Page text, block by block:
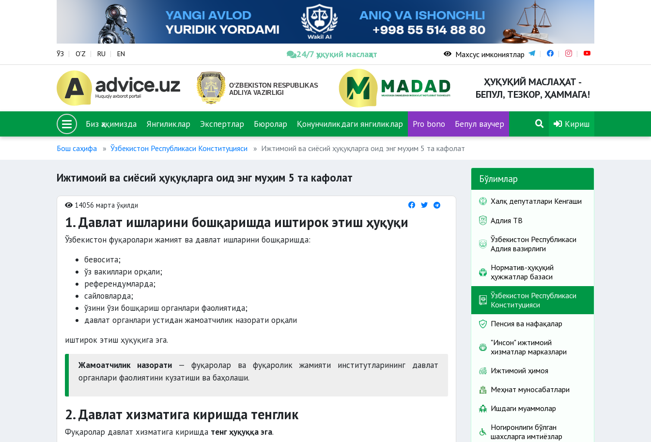
ЎЗ O‘Z RU EN 24/7 ҳуқуқий маслаҳат Махсус имкониятлар
ҲУҚУҚИЙ МАСЛАҲАТ -
БЕПУЛ, ТЕЗКОР, ҲАММАГА!
Биз ҳақимизда Янгиликлар Экспертлар Бюролар Қонунчиликдаги янгиликлар Pro bono Бепул ваучер Кириш
Бош саҳифа Ўзбекистон Республикаси Конституцияси Ижтимоий ва сиёсий ҳуқуқларга оид энг муҳим 5 та кафолат
Ижтимоий ва сиёсий ҳуқуқларга оид энг муҳим 5 та кафолат
14056 марта ўқилди
1. Давлат ишларини бошқаришда иштирок этиш ҳуқуқи
Ўзбекистон фуқаролари жамият ва давлат ишларини бошқаришда:
бевосита;
ўз вакиллари орқали;
референдумларда;
сайловларда;
ўзини ўзи бошқариш органлари фаолиятида;
давлат органлари устидан жамоатчилик назорати орқали
иштирок этиш ҳуқуқига эга.
Жамоатчилик назорати — фуқаролар ва фуқаролик жамияти институтларининг давлат
органлари фаолиятини кузатиши ва баҳолаши.
2. Давлат хизматига киришда тенглик
Фуқаролар давлат хизматига киришда тенг ҳуқуққа эга.
Бўлимлар
Халқ депутатлари Кенгаши
Адлия ТВ
Ўзбекистон Республикаси
Адлия вазирлиги
Норматив-ҳуқуқий
ҳужжатлар базаси
Ўзбекистон Республикаси
Конституцияси
Пенсия ва нафақалар
"Инсон" ижтимоий
хизматлар марказлари
Ижтимоий ҳимоя
Меҳнат муносабатлари
Ишдаги муаммолар
Ногиронлиги бўлган
шахсларга имтиёзлар